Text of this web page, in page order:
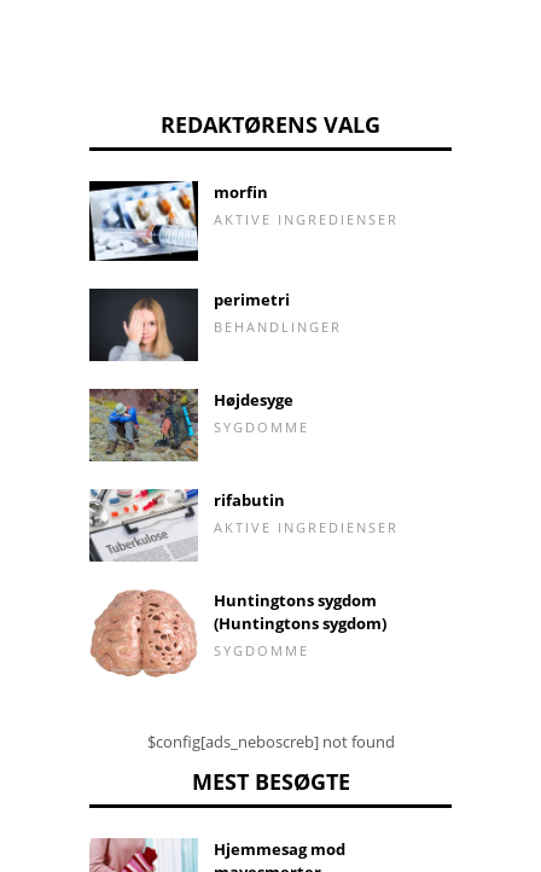
REDAKTØRENS VALG
morfin
AKTIVE INGREDIENSER
perimetri
BEHANDLINGER
Højdesyge
SYGDOMME
rifabutin
AKTIVE INGREDIENSER
Huntingtons sygdom
(Huntingtons sygdom)
SYGDOMME
$config[ads_neboscreb] not found
MEST BESØGTE
Hjemmesag mod